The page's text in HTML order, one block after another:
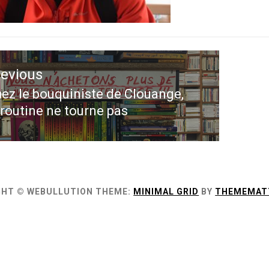
le bouquiniste de Clouange,
ne tourne pas
© WEBULLUTION THEME: MINIMAL GRID BY